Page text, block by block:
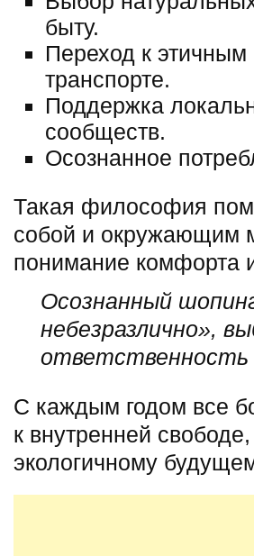
быту.
Переход к этичным
транспорте.
Поддержка
сообществ.
Осознанное
Такая философия
собой и окружающим
понимание комфорта
Осознанный
небезразлично»,
С каждым годом все
к внутренней
экологичному